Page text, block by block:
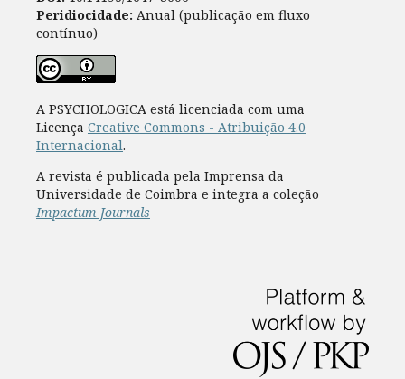
Peridiocidade: Anual (publicação em fluxo
contínuo)
A PSYCHOLOGICA está licenciada com uma
Licença Creative Commons - Atribuição 4.0
Internacional.
A revista é publicada pela Imprensa da
Universidade de Coimbra e integra a coleção
Impactum Journals